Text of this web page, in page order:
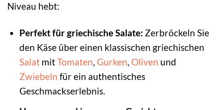
Niveau hebt:
Perfekt für griechische Salate: Zerbröckeln Sie
den Käse über einen klassischen griechischen
SalatmitTomaten, Gurken, Oliven und
Zwiebeln für ein authentisches
Geschmackserlebnis.